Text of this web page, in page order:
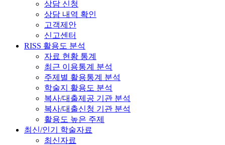
상담 신청
상담 내역 확인
고객제안
신고센터
RISS 활용도 분석
자료 현황 통계
최근 이용통계 분석
주제별 활용통계 분석
학술지 활용도 분석
복사/대출제공 기관 분석
복사/대출신청 기관 분석
활용도 높은 주제
최신/인기 학술자료
최신자료